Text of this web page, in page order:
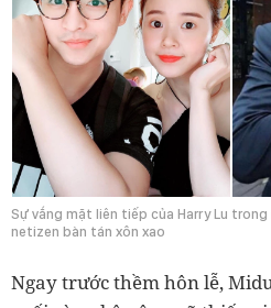
Sự vắng mặt liên tiếp của Harry Lu
netizen bàn tán xôn xao
Ngay trước thềm hôn lễ,